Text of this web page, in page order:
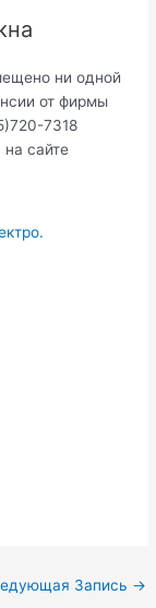
ни одной
от фирмы
7318
сайте
Запись →